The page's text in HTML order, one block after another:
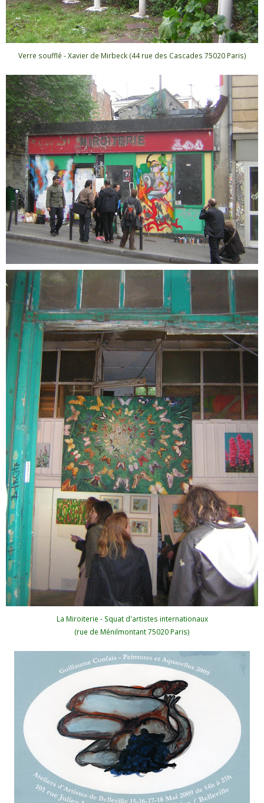
Verre soufflé - Xavier de Mirbeck (44 rue des Cascades 75020 Paris)
La Miroiterie - Squat d'artistes internationaux
(rue de Ménilmontant 75020 Paris)